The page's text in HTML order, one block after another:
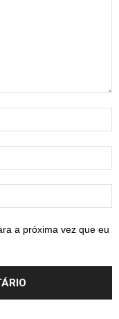
a próxima vez que eu